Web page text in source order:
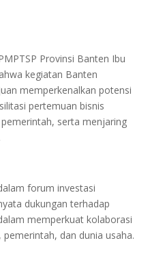
Provinsi Banten Ibu
kegiatan Banten
memperkenalkan potensi
pertemuan bisnis
serta menjaring
forum investasi
dukungan terhadap
memperkuat kolaborasi
dan dunia usaha.